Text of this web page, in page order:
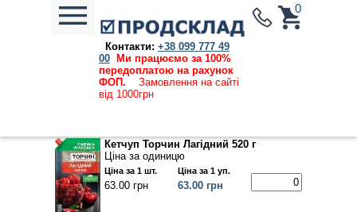
Контакти: +38 099 777 49
00
Ми працюємо за 100%
передоплатою на рахунок
ФОП. Замовлення на сайті
від 1000грн
0
Каталог продукции→ Бакалія→ Кетчуп
Ціни, вказані на сайті, дійсні та актуальні на
09.08.2026
Кетчуп Торчин Лагідний 520 г
Ціна за одиницю
Ціна за 1 шт.
63.00 грн
Ціна за 1 уп.
63.00 грн